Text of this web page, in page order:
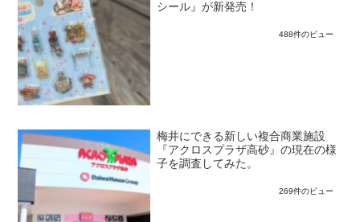
シール』が新発売！
488件のビュー
梅井にできる新しい複合商業施設
『アクロスプラザ高砂』の現在の様
子を調査してみた。
269件のビュー